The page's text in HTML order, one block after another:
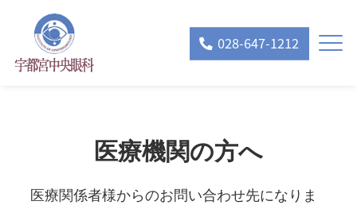
028-647-1212
医療機関の方へ
医療関係者様からのお問い合わせ先になりま